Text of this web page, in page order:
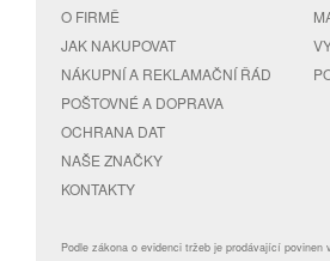
O FIRMĚ
JAK NAKUPOVAT
NÁKUPNÍ A REKLAMAČNÍ ŘÁD
POŠTOVNÉ A DOPRAVA
OCHRANA DAT
NAŠE ZNAČKY
KONTAKTY
Podle zákona o evidenci tržeb je prodávající